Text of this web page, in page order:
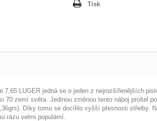
Tisk
7,65 LUGER jedná se o jeden z nejrozšířenějších
70 zemí světa. Jedinou změnou tento náboj prošel
Díky tomu se docílilo vyšší přesnosti střelby.
rázu velmi populární.